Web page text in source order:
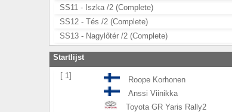
SS11 - Iszka /2 (Complete)
SS12 - Tés /2 (Complete)
SS13 - Nagylőtér /2 (Complete)
Startlijst
[ 1]
Roope Korhonen
Anssi Viinikka
Toyota GR Yaris Rally2